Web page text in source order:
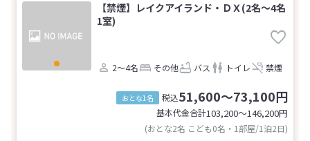
【禁煙】レイクアイランド・ＤＸ(2名～4名
1室)
2～4名 その他 バス トイレ 禁煙
おとな1名 税込51,600～73,100円
基本代金合計103,200〜146,200円
(おとな2名 こども0名・1部屋/1泊2日)